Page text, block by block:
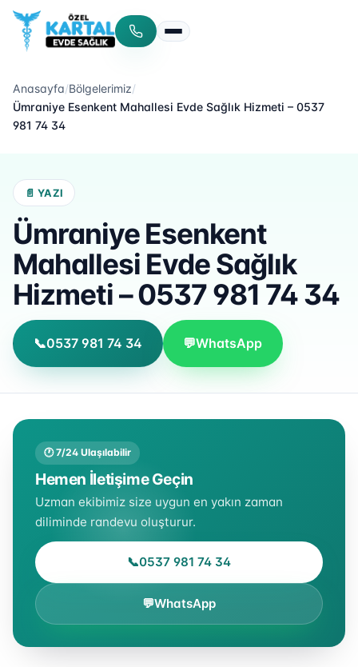
Menüyü aç/kapat
Anasayfa/Bölgelerimiz/
Ümraniye Esenkent Mahallesi Evde Sağlık Hizmeti – 0537
981 74 34
📄 YAZI
Ümraniye Esenkent
Mahallesi Evde Sağlık
Hizmeti – 0537 981 74 34
📞0537 981 74 34 💬WhatsApp
🕐 7/24 Ulaşılabilir
Hemen İletişime Geçin
Uzman ekibimiz size uygun en yakın zaman
diliminde randevu oluşturur.
📞0537 981 74 34
💬WhatsApp